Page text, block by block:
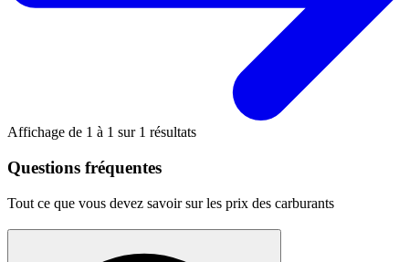
Affichage de 1 à 1 sur 1 résultats
Questions fréquentes
Tout ce que vous devez savoir sur les prix des carburants